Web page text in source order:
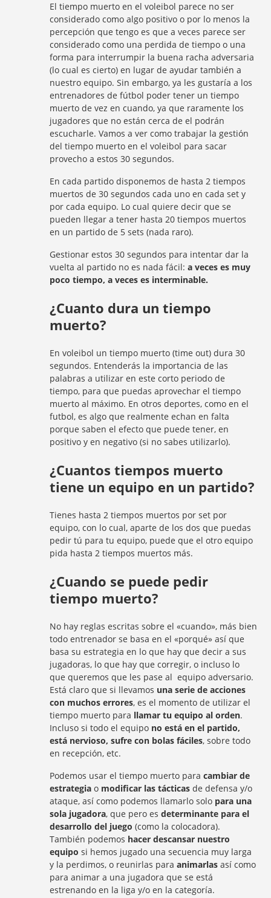
El tiempo muerto en el voleibol parece no ser
considerado como algo positivo o por lo menos la
percepción que tengo es que a veces parece ser
considerado como una perdida de tiempo o una
forma para interrumpir la buena racha adversaria
(lo cual es cierto) en lugar de ayudar también a
nuestro equipo. Sin embargo, ya les gustaría a los
entrenadores de fútbol poder tener un tiempo
muerto de vez en cuando, ya que raramente los
jugadores que no están cerca de el podrán
escucharle. Vamos a ver como trabajar la gestión
del tiempo muerto en el voleibol para sacar
provecho a estos 30 segundos.
En cada partido disponemos de hasta 2 tiempos
muertos de 30 segundos cada uno en cada set y
por cada equipo. Lo cual quiere decir que se
pueden llegar a tener hasta 20 tiempos muertos
en un partido de 5 sets (nada raro).
Gestionar estos 30 segundos para intentar dar la
vuelta al partido no es nada fácil:a veces es muy
poco tiempo, a veces es interminable.
¿Cuanto dura un tiempo
muerto?
En voleibol un tiempo muerto (time out) dura 30
segundos. Entenderás la importancia de las
palabras a utilizar en este corto periodo de
tiempo, para que puedas aprovechar el tiempo
muerto al máximo. En otros deportes, como en el
futbol, es algo que realmente echan en falta
porque saben el efecto que puede tener, en
positivo y en negativo (si no sabes utilizarlo).
¿Cuantos tiempos muerto
tiene un equipo en un partido?
Tienes hasta 2 tiempos muertos por set por
equipo, con lo cual, aparte de los dos que puedas
pedir tú para tu equipo, puede que el otro equipo
pida hasta 2 tiempos muertos más.
¿Cuando se puede pedir
tiempo muerto?
No hay reglas escritas sobre el «cuando», más bien
todo entrenador se basa en el «porqué» así que
basa su estrategia en lo que hay que decir a sus
jugadoras, lo que hay que corregir, o incluso lo
que queremos que les pase al equipo adversario.
Está claro que si llevamos una serie de acciones
con muchos errores, es el momento de utilizar el
tiempo muerto para llamar tu equipo al orden.
Incluso si todo el equipo no está en el partido,
está nervioso, sufre con bolas fáciles, sobre todo
en recepción, etc.
Podemos usar el tiempo muerto paracambiar de
estrategia o modificar las tácticas de defensa y/o
ataque, así como podemos llamarlo solo para una
sola jugadora, que pero esdeterminante para el
desarrollo del juego (como la colocadora).
También podemos hacer descansar nuestro
equipo si hemos jugado una secuencia muy larga
y la perdimos, o reunirlas paraanimarlas así como
para animar a una jugadora que se está
estrenando en la liga y/o en la categoría.